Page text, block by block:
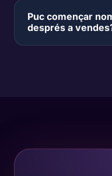
Puc començar
després a